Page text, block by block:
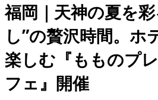
福岡｜天神の夏を彩
し”の贅沢時間。ホ
楽しむ『もものプ
フェ』開催